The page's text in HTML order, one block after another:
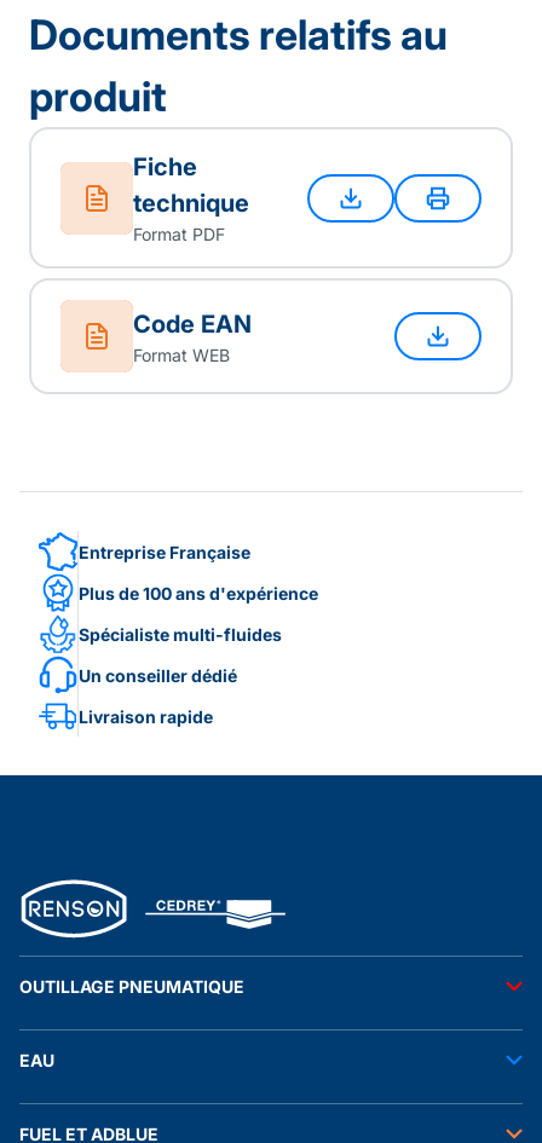
Documents relatifs au
produit
Fiche
technique
Format PDF
Code EAN
Format WEB
Entreprise Française
Plus de 100 ans d'expérience
Spécialiste multi-fluides
Un conseiller dédié
Livraison rapide
OUTILLAGE PNEUMATIQUE
Accessoires pneumatiques
EAU
Tuyaux
FUEL ET ADBLUE